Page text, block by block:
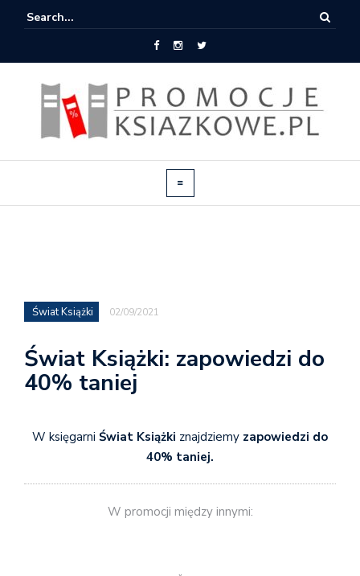
Świat Książki 02/09/2021
Świat Książki: zapowiedzi do
40% taniej
W księgarni Świat Książki znajdziemy zapowiedzi do
40% taniej.
W promocji między innymi: